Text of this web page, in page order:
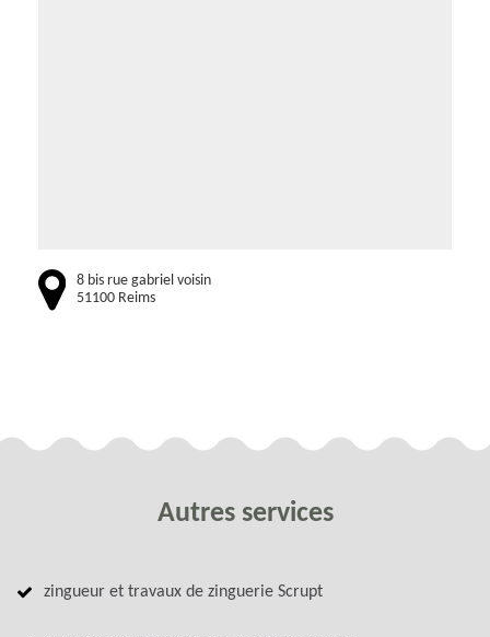
8 bis rue gabriel voisin
51100 Reims
Autres services
zingueur et travaux de zinguerie Scrupt